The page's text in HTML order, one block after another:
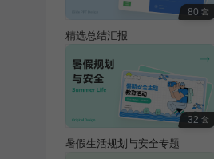
80 套
精选总结汇报
32 套
暑假生活规划与安全专题